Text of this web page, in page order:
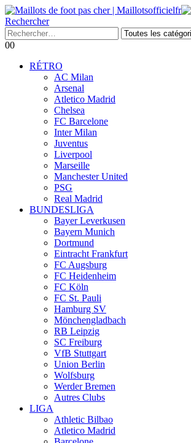
Rechercher
00
RÉTRO
AC Milan
Arsenal
Atletico Madrid
Chelsea
FC Barcelone
Inter Milan
Juventus
Liverpool
Marseille
Manchester United
PSG
Real Madrid
BUNDESLIGA
Bayer Leverkusen
Bayern Munich
Dortmund
Eintracht Frankfurt
FC Augsburg
FC Heidenheim
FC Köln
FC St. Pauli
Hamburg SV
Mönchengladbach
RB Leipzig
SC Freiburg
VfB Stuttgart
Union Berlin
Wolfsburg
Werder Bremen
Autres Clubs
LIGA
Athletic Bilbao
Atletico Madrid